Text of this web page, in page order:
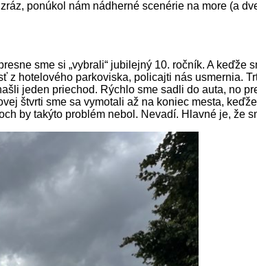
ponúkol nám nádherné scenérie na more (a
sme si „vybrali“ jubilejný 10. ročník. A keďže
hotelového parkoviska, policajti nás usmernia.
jeden priechod. Rýchlo sme sadli do auta, no
štvrti sme sa vymotali až na koniec mesta,
by takýto problém nebol. Nevadí. Hlavné je, že